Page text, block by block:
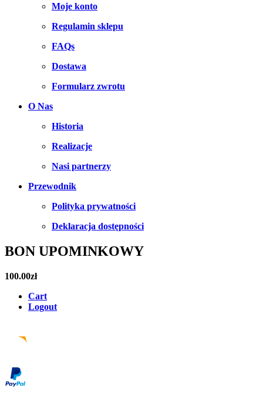
Moje konto
Regulamin sklepu
FAQs
Dostawa
Formularz zwrotu
O Nas
Historia
Realizacje
Nasi partnerzy
Przewodnik
Polityka prywatności
Deklaracja dostępności
BON UPOMINKOWY
100.00zł
Cart
Logout